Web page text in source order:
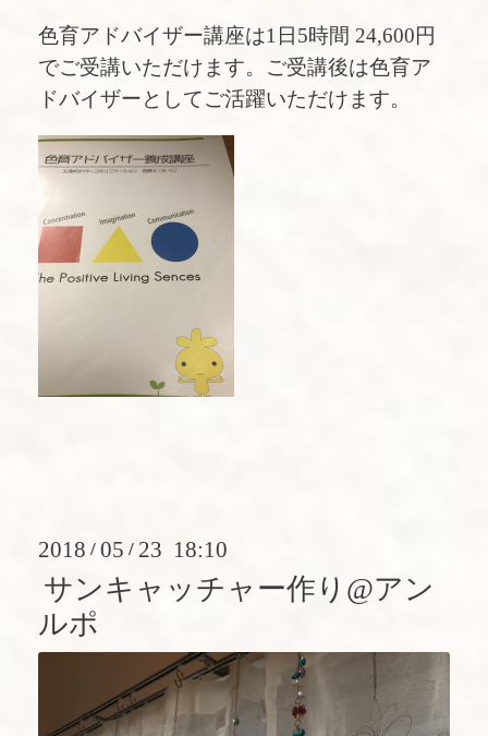
色育アドバイザー講座は1日5時間 24,600円
でご受講いただけます。ご受講後は色育ア
ドバイザーとしてご活躍いただけます。
2018 / 05 / 23 18:10
サンキャッチャー作り@アン
ルポ